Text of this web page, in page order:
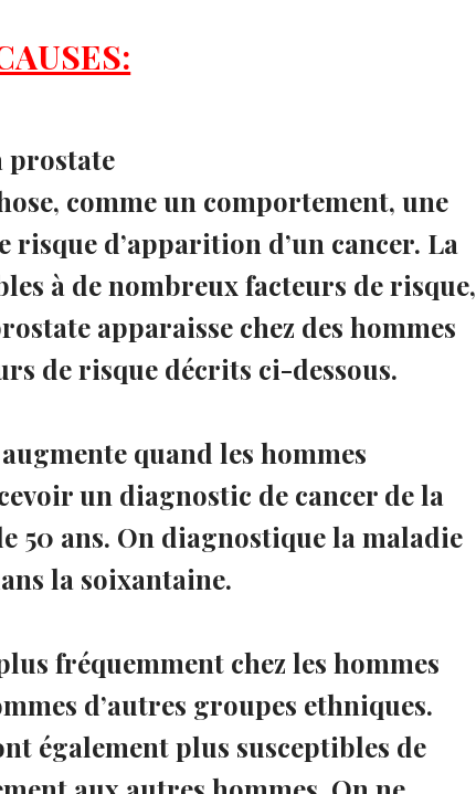
prostate
comme un comportement, une
d’apparition d’un cancer. La
à de nombreux facteurs de risque,
apparaisse chez des hommes
de risque décrits ci-dessous.
quand les hommes
un diagnostic de cancer de la
50 ans. On diagnostique la maladie
la soixantaine.
fréquemment chez les hommes
d’autres groupes ethniques.
également plus susceptibles de